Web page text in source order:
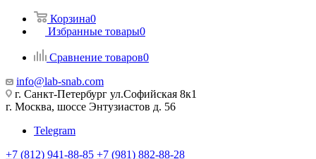
Корзина0
Избранные товары0
Сравнение товаров0
info@lab-snab.com
г. Санкт-Петербург ул.Софийская 8к1
г. Москва, шоссе Энтузиастов д. 56
Telegram
+7 (812) 941-88-85 +7 (981) 882-88-28